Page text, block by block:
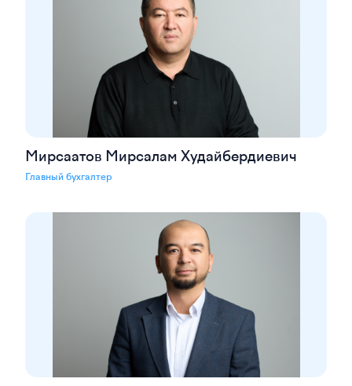
Мирсаатов Мирсалам Худайбердиевич
Главный бухгалтер